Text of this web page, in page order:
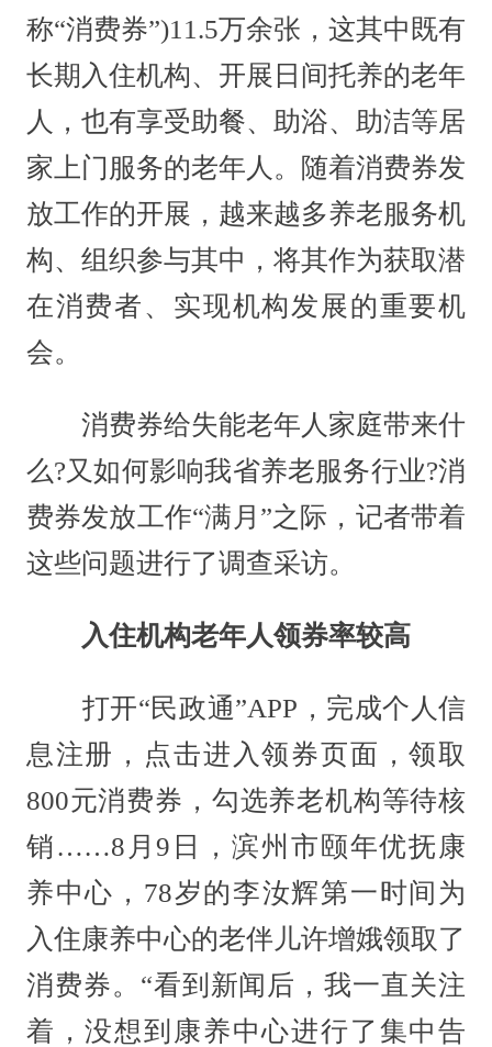
称“消费券”)11.5万余张，这其中既有
长期入住机构、开展日间托养的老年
人，也有享受助餐、助浴、助洁等居
家上门服务的老年人。随着消费券发
放工作的开展，越来越多养老服务机
构、组织参与其中，将其作为获取潜
在消费者、实现机构发展的重要机
会。
消费券给失能老年人家庭带来什
么?又如何影响我省养老服务行业?消
费券发放工作“满月”之际，记者带着
这些问题进行了调查采访。
入住机构老年人领券率较高
打开“民政通”APP，完成个人信
息注册，点击进入领券页面，领取
800元消费券，勾选养老机构等待核
销……8月9日，滨州市颐年优抚康
养中心，78岁的李汝辉第一时间为
入住康养中心的老伴儿许增娥领取了
消费券。“看到新闻后，我一直关注
着，没想到康养中心进行了集中告